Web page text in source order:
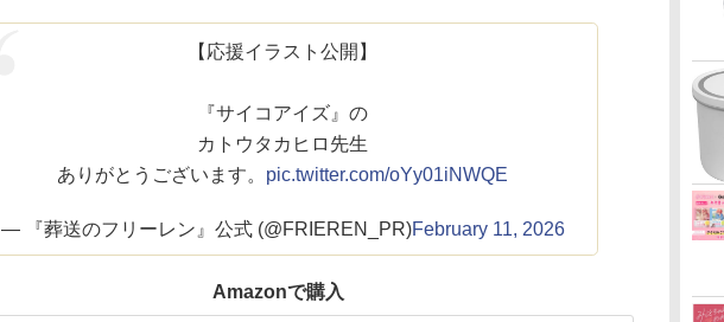
【応援イラスト公開】
『サイコアイズ』の
カトウタカヒロ先生
ありがとうございます。 pic.twitter.com/oYy01iNWQE
— 『葬送のフリーレン』公式 (@FRIEREN_PR)February 11, 2026
Amazonで購入